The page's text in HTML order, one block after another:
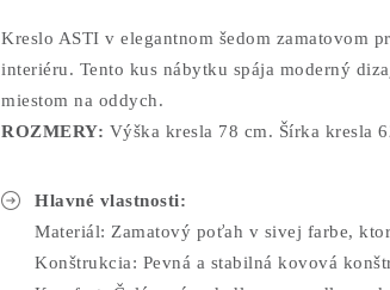
Kreslo ASTI v elegantnom šedom zamatovom
interiéru. Tento kus nábytku spája moderný
miestom na oddych.
ROZMERY: Výška kresla 78 cm. Šírka kresla
Hlavné vlastnosti:
Materiál: Zamatový poťah v sivej farbe,
Konštrukcia: Pevná a stabilná kovová